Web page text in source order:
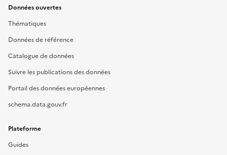
Données ouvertes
Thématiques
Données de référence
Catalogue de données
Suivre les publications des données
Portail des données européennes
schema.data.gouv.fr
Plateforme
Guides